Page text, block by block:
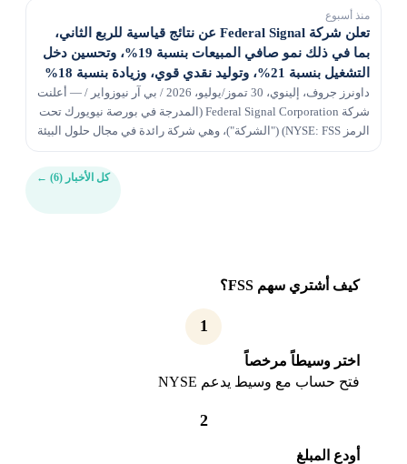
منذ أسبوع
تعلن شركة Federal Signal عن نتائج قياسية للربع الثاني،
بما في ذلك نمو صافي المبيعات بنسبة 19%، وتحسين دخل
التشغيل بنسبة 21%، وتوليد نقدي قوي، وزيادة بنسبة 18%
في الطلبات؛ يرفع توقعات العام بأكملهداونرز جروف، إلينوي، 30 تموز/يوليو، 2026 / بي آر نيوزواير / — أعلنت
شركة Federal Signal Corporation (المدرجة في بورصة نيويورك تحت
الرمز NYSE: FSS) ("الشركة")، وهي شركة رائدة في مجال حلول البيئة
كل الأخبار (6) ←
كيف أشتري سهم FSS؟
1
اختر وسيطاً مرخصاً
فتح حساب مع وسيط يدعم NYSE
2
أودع المبلغ